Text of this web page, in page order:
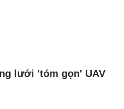
lưới 'tóm gọn' UAV